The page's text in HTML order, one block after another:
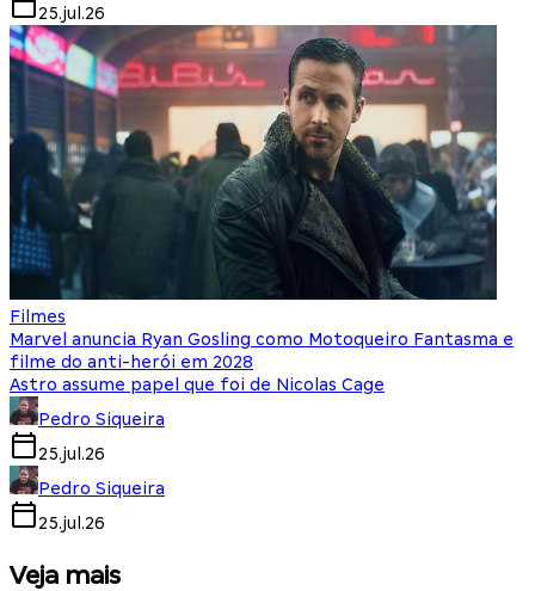
25.jul.26
Filmes
Marvel anuncia Ryan Gosling como Motoqueiro Fantasma e
filme do anti-herói em 2028
Astro assume papel que foi de Nicolas Cage
Pedro Siqueira
25.jul.26
Pedro Siqueira
25.jul.26
Veja mais